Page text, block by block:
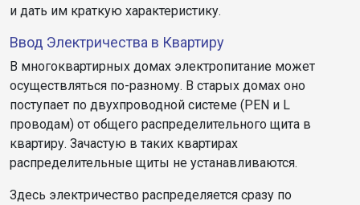
и дать им краткую характеристику.
Ввод Электричества в Квартиру
В многоквартирных домах электропитание может
осуществляться по-разному. В старых домах оно
поступает по двухпроводной системе (PEN и L
проводам) от общего распределительного щита в
квартиру. Зачастую в таких квартирах
распределительные щиты не устанавливаются.
Здесь электричество распределяется сразу по